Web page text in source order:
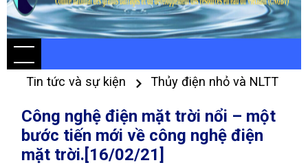
Tin tức và sự kiện Thủy điện nhỏ và NLTT
Công nghệ điện mặt trời nổi – một
bước tiến mới về công nghệ điện
mặt trời.[16/02/21]